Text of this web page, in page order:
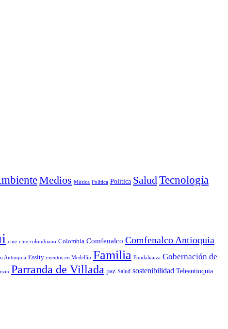
Medios Música Politica Política Salud Tecnología
cine cine colombiano Colombia Comfenalco Comfenalco Antioquia
Antioquia Essity eventos en Medellín Familia Fundalianza Gobernación de
Parranda de Villada paz Salud sostenibilidad Teleantioquia